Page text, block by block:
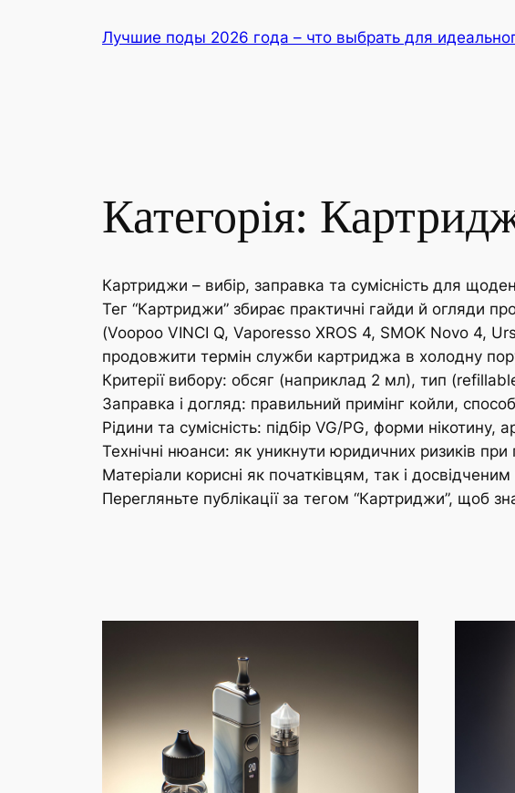
Лучшие поды 2026 года – что выбрать для
Категорія:
Картриджи – вибір, заправка та сумісність для
Тег “Картриджи” збирає практичні гайди й огляди
(Voopoo VINCI Q, Vaporesso XROS 4, SMOK Novo 4,
продовжити термін служби картриджа в холодну
Критерії вибору: обсяг (наприклад 2 мл), тип
Заправка і догляд: правильний примінг койли,
Рідини та сумісність: підбір VG/PG, форми нікотину,
Технічні нюанси: як уникнути юридичних ризиків при
Матеріали корисні як початківцям, так і
Перегляньте публікації за тегом “Картриджи”, щоб